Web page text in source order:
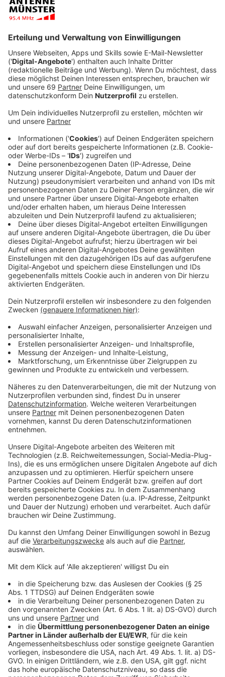
Die Sperrung betrifft den Abschnitt Hollenbecker
Straße bis Buddenstraße. An diesem Wochenende wird
das Eckgebäude abgerissen, in dem lange Zeit das
SPD-Büro untergebracht war. Dort soll innerhalb der
nächsten eineinhalb Jahre ein neues Wohnhaus
entstehen. Der Durchgangsverkehr sollte die
Baustelle an diesem Wochenende weiträumig über den
Anzeige
Busse werden umgeleitet
Anzeige
Von Samstag (28.01.) um 5 Uhr bis Montag (30.01.) 2
Uhr werden die Linien 5, N85, R63, R72, R73, S70, S71,
177 und N9 an der Münzstraße umgeleitet. In
Fahrtrichtung Hauptbahnhof fahren die Busse in dieser
Zeit wie folgt:
Anzeige
Linien 5 sowie R63: Ab der Haltestelle
Wilhelmstraße über Steinfurter Straße, Grevener
Straße, den Ring und Wienburgstraße zur
Haltestelle Breul und weiter zum Bült.
Linie N85: Ab der Haltestelle Henriette-Son-
Haltestelle Breul und weiter zum Bült.
Linien R72, R73, S70, S71, 177 und N9ab den
Haltestellen Germania-Campus bzw. Leonardo-
Campus ebenfalls über diesen Umleitungsweg.
Anzeige
Nicht angefahren werden können in Richtung
Hauptbahnhof die Haltestellen Münzstraße, Neutor,
Steinfurter Straße, Kapuzinerstraße und Orleansring
(auf der Steinfurter Straße). Als Ersatz empfehlen die
Stadtwerke die Haltestellen Orleansring (auf dem
Ring), Dreifaltigkeitskirche und Kreuzschanze. Die
Linien 5 und R63 halten auch an der Steinfurter Straße
(auf der stadtauswärtigen Fahrbahn).
Anzeige
In Richtung stadtauswärts umfahren die Linien die
Münzstraße wie bisher über Spiekerhof und
Überwasserstraße.
Anzeige